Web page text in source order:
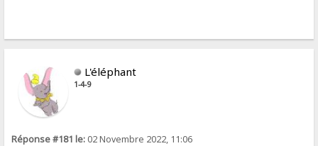
L'éléphant
1-4-9
Réponse #181 le: 02 Novembre 2022, 11:06